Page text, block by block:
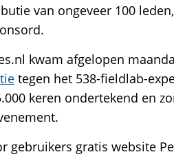
van ongeveer 100
kwam afgelopen
tegen het 538-fieldlab-
keren ondertekend en
gebruikers gratis website